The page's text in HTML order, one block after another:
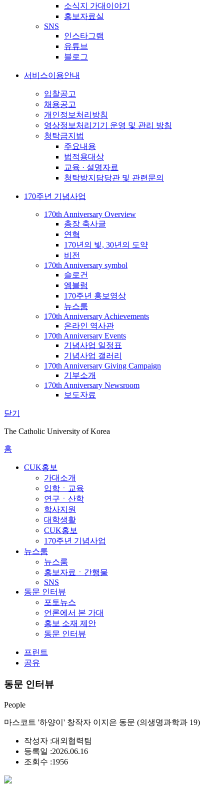
소식지 가대이야기
홍보자료실
SNS
인스타그램
유튜브
블로그
서비스이용안내
입찰공고
채용공고
개인정보처리방침
영상정보처리기기 운영 및 관리 방침
청탁금지법
주요내용
법적용대상
교육 · 설명자료
청탁방지담당관 및 관련문의
170주년 기념사업
170th Anniversary Overview
총장 축사글
연혁
170년의 빛, 30년의 도약
비전
170th Anniversary symbol
슬로건
엠블럼
170주년 홍보영상
뉴스룸
170th Anniversary Achievements
온라인 역사관
170th Anniversary Events
기념사업 일정표
기념사업 갤러리
170th Anniversary Giving Campaign
기부소개
170th Anniversary Newsroom
보도자료
닫기
The Catholic University of Korea
홈
CUK홍보
가대소개
입학ㆍ교육
연구ㆍ산학
학사지원
대학생활
CUK홍보
170주년 기념사업
뉴스룸
뉴스룸
홍보자료ㆍ간행물
SNS
동문 인터뷰
포토뉴스
언론에서 본 가대
홍보 소재 제안
동문 인터뷰
프린트
공유
동문 인터뷰
People
마스코트 '하양이' 창작자 이지은 동문 (의생명과학과 19)
작성자 :대외협력팀
등록일 :2026.06.16
조회수 :1956